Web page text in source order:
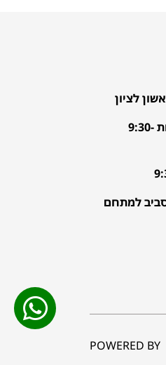
א'-ה' בין השעות 9:30-
למתחם
POWERED BY